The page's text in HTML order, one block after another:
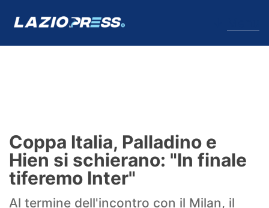
Formello
Infortuni
Coppa Italia, Palladino e
Hien si schierano: "In finale
tiferemo Inter"
Al termine dell'incontro con il Milan, il